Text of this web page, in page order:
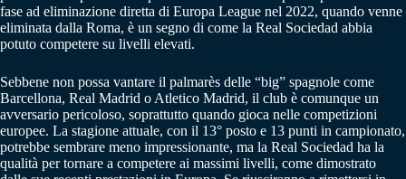
fase ad eliminazione diretta di Europa League nel 2022, quando venne
eliminata dalla Roma, è un segno di come la Real Sociedad abbia
potuto competere su livelli elevati.
Sebbene non possa vantare il palmarès delle “big” spagnole come
Barcellona, Real Madrid o Atletico Madrid, il club è comunque un
avversario pericoloso, soprattutto quando gioca nelle competizioni
europee. La stagione attuale, con il 13° posto e 13 punti in campionato,
potrebbe sembrare meno impressionante, ma la Real Sociedad ha la
qualità per tornare a competere ai massimi livelli, come dimostrato